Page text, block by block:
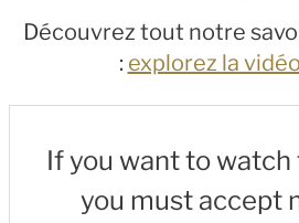
Découvrez tout notre
: explorez la
If you want to
you must accept